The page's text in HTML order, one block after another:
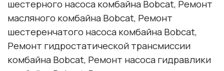
шестерного насоса комбайнаBobcat, Ремонт
масляного комбайнаBobcat, Ремонт
шестеренчатого насоса комбайнаBobcat,
Ремонт гидростатической трансмиссии
комбайнаBobcat, Ремонт насоса гидравлики